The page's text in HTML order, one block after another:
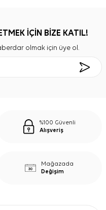
İÇİN BİZE KATIL!
olmak için üye ol.
%100 Güvenli
Alışveriş
Mağazada
Değişim